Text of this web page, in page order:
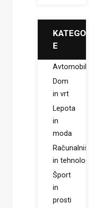
E
Dom
in vrt
Lepota
in
moda
in
Šport
in
prosti